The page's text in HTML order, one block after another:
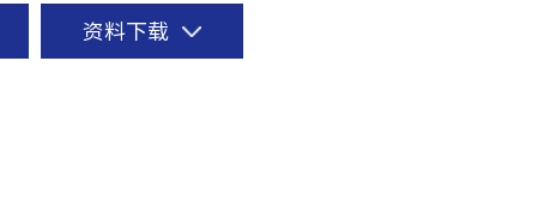
资料下载